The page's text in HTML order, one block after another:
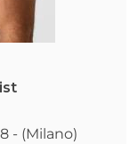
- (Milano)